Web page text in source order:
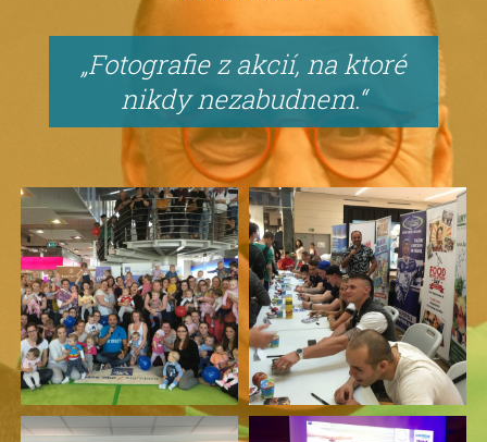
Fotografie z akcií, na ktoré
nikdy nezabudnem.